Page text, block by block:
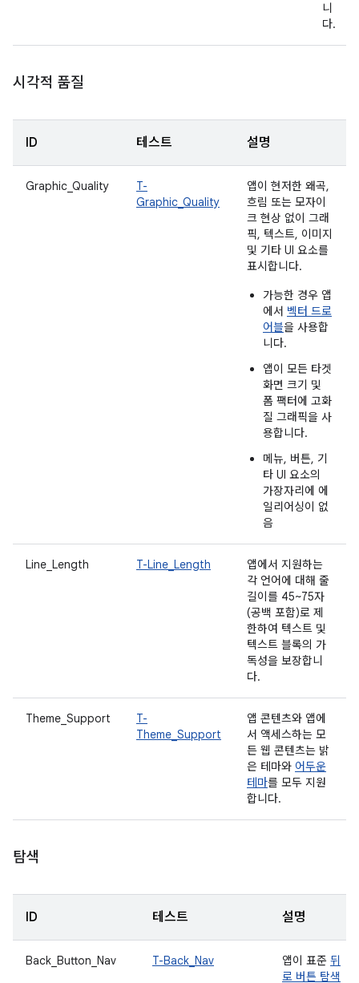
니
다.
시각적 품질
ID 테스트 설명
Graphic_Quality
T-
Graphic_Quality
앱이 현저한 왜곡,
흐림 또는 모자이
크 현상 없이 그래
픽, 텍스트, 이미지
및 기타 UI 요소를
표시합니다.
가능한 경우 앱
에서 벡터 드로
어블을 사용합
니다.
앱이 모든 타겟
화면 크기 및
폼 팩터에 고화
질 그래픽을 사
용합니다.
메뉴, 버튼, 기
타 UI 요소의
가장자리에 에
일리어싱이 없
음
Line_Length T-Line_Length
앱에서 지원하는
각 언어에 대해 줄
길이를 45~75자
(공백 포함)로 제
한하여 텍스트 및
텍스트 블록의 가
독성을 보장합니
다.
Theme_Support
T-
Theme_Support
앱 콘텐츠와 앱에
서 액세스하는 모
든 웹 콘텐츠는 밝
은 테마와 어두운
테마를 모두 지원
합니다.
탐색
ID 테스트 설명
Back_Button_Nav T-Back_Nav 앱이 표준 뒤
로 버튼 탐색